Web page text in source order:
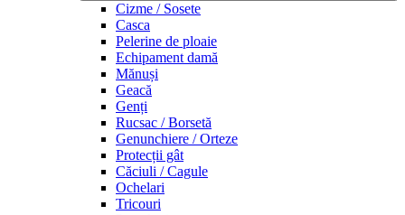
Cizme / Sosete
Casca
Pelerine de ploaie
Echipament damă
Mănuși
Geacă
Genți
Rucsac / Borsetă
Genunchiere / Orteze
Protecții gât
Căciuli / Cagule
Ochelari
Tricouri